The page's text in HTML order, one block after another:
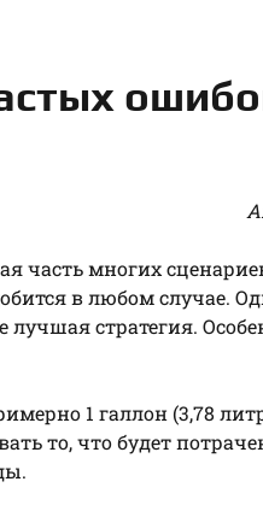
часть многих
в любом случае.
стратегия.
1 галлон (3,78
то, что будет